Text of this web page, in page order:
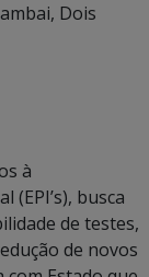
Dois
à
busca
de testes,
de novos